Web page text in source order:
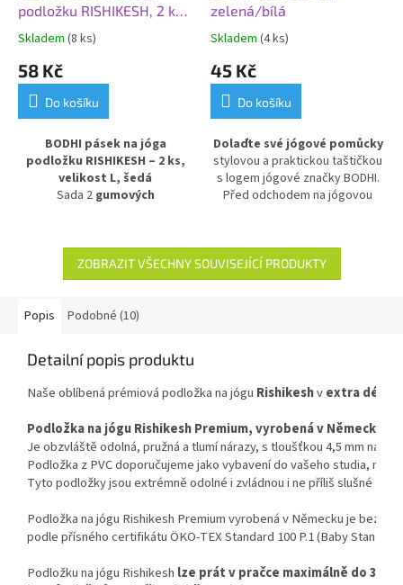
podložku RISHIKESH, 2 ks,
velikost L, šedá
Skladem (8 ks)
58 Kč
Do košíku
BODHI pásek na jóga
podložku RISHIKESH – 2 ks,
velikost L, šedá
Sada 2 gumových
jóga podložky. Pásky
bezpečně udrží podložku
zavinutou, ideální pro
do studia, na cesty nebo na jógu
zelená/bílá
Skladem (4 ks)
45 Kč
Do košíku
Dolaďte své jógové pomůcky
stylovou a praktickou taštičkou
s logem jógové značky BODHI.
Před odchodem na jógovou
ZOBRAZIT VŠECHNY SOUVISEJÍCÍ PRODUKTY
Popis Podobné (10)
Detailní popis produktu
Naše oblíbená prémiová podložka na jógu Rishikesh v extra délce
Podložka na jógu Rishikesh Premium, vyrobená v Německu,
Je obzvláště odolná, pružná a tlumí nárazy, s tloušťkou 4,5 mm
Podložka z PVC doporučujeme jako vybavení do vašeho studia,
Tyto podložky jsou extrémně odolné i zvládnou i ne příliš slušné
Podložka na jógu Rishikesh Premium vyrobená v Německu je bez
podle přísného certifikátu ÖKO-TEX Standard 100 P.1 (Baby
Podložku na jógu Rishikesh lze prát v pračce maximálně do